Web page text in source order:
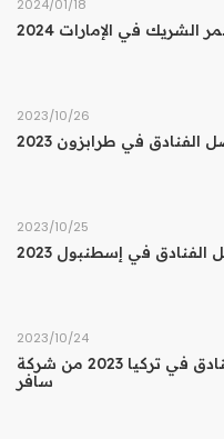
18‏/01‏/2024
الشريك في الإمارات 2024
26‏/10‏/2023
الفنادق في طرابزون 2023
25‏/10‏/2023
الفنادق في إسطنبول 2023
24‏/10‏/2023
أرخص أسعار للفنادق في تركيا 2023 من شركة
سافر